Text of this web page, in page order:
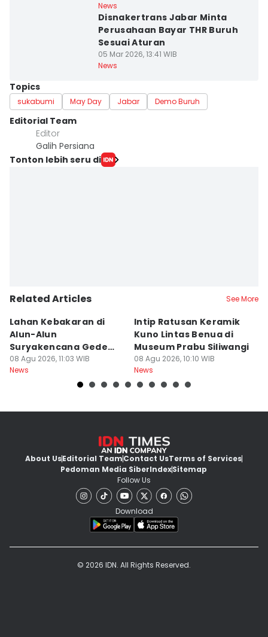
News
Disnakertrans Jabar Minta
Perusahaan Bayar THR Buruh
Sesuai Aturan
05 Mar 2026, 13:41 WIB
News
Topics
sukabumi May Day Jabar Demo Buruh
Editorial Team
Editor
Galih Persiana
Tonton lebih seru di
Related Articles See More
Lahan Kebakaran di
Alun-Alun
Suryakencana Gede
Pangrango Capai 1
Hektare
08 Agu 2026, 11:03 WIB
News
Intip Ratusan Keramik
Kuno Lintas Benua di
Museum Prabu Siliwangi
08 Agu 2026, 10:10 WIB
News
About UsEditorial TeamContact UsTerms of Services
Pedoman Media SiberIndexSitemap
Follow Us
Download
© 2026 IDN. All Rights Reserved.